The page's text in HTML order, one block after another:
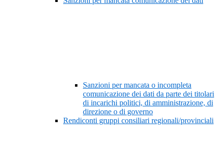
Sanzioni per mancata o incompleta
comunicazione dei dati da parte dei titolari
di incarichi politici, di amministrazione, di
direzione o di governo
Rendiconti gruppi consiliari regionali/provinciali